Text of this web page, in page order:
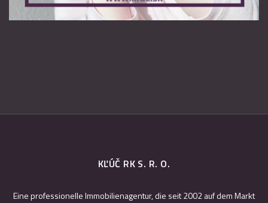
KĽÚČ RK S. R. O.
Eine professionelle Immobilienagentur, die seit 2002 auf dem Markt